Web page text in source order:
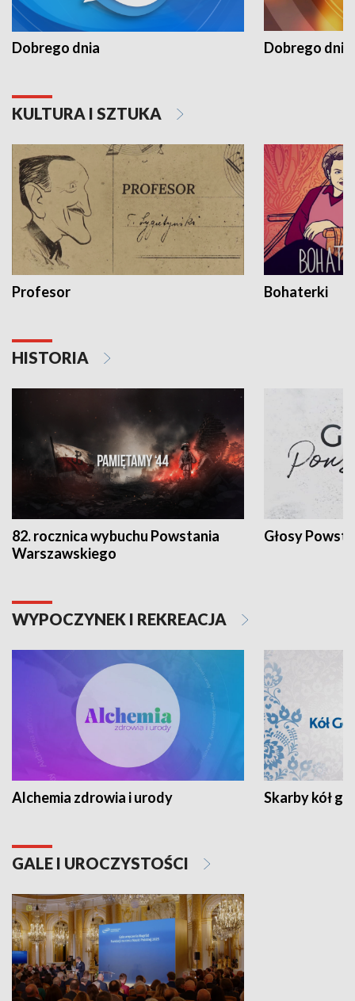
Dobrego dnia Dobrego dnia
KULTURA I SZTUKA
Profesor Bohaterki
HISTORIA
82. rocznica wybuchu Powstania
Warszawskiego
Głosy
WYPOCZYNEK I REKREACJA
Alchemia zdrowia i urody Skarby kół
GALE I UROCZYSTOŚCI